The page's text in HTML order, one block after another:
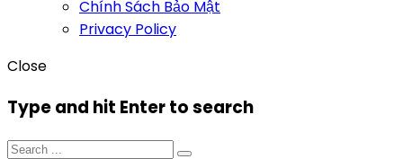
Chính Sách Bảo Mật
Privacy Policy
Close
Type and hit Enter to search